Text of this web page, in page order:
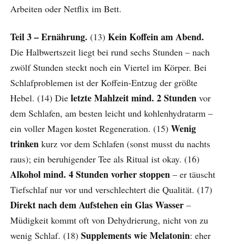
Arbeiten oder Netflix im Bett.
Teil 3 – Ernährung. (13) Kein Koffein am Abend.
Die Halbwertszeit liegt bei rund sechs Stunden – nach
zwölf Stunden steckt noch ein Viertel im Körper. Bei
Schlafproblemen ist der Koffein-Entzug der größte
Hebel. (14) Die letzte Mahlzeit mind. 2 Stunden vor
dem Schlafen, am besten leicht und kohlenhydratarm –
ein voller Magen kostet Regeneration. (15) Wenig
trinken kurz vor dem Schlafen (sonst musst du nachts
raus); ein beruhigender Tee als Ritual ist okay. (16)
Alkohol mind. 4 Stunden vorher stoppen – er täuscht
Tiefschlaf nur vor und verschlechtert die Qualität. (17)
Direkt nach dem Aufstehen ein Glas Wasser –
Müdigkeit kommt oft von Dehydrierung, nicht von zu
wenig Schlaf. (18) Supplements wie Melatonin: eher